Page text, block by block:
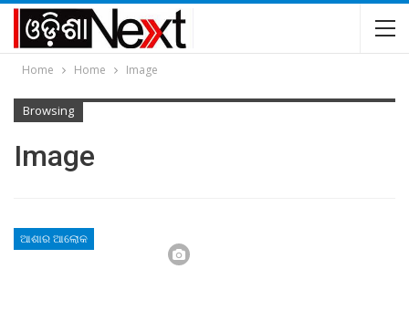
Home Home Image
Browsing
Image
ଆଶାର ଆଲୋକ